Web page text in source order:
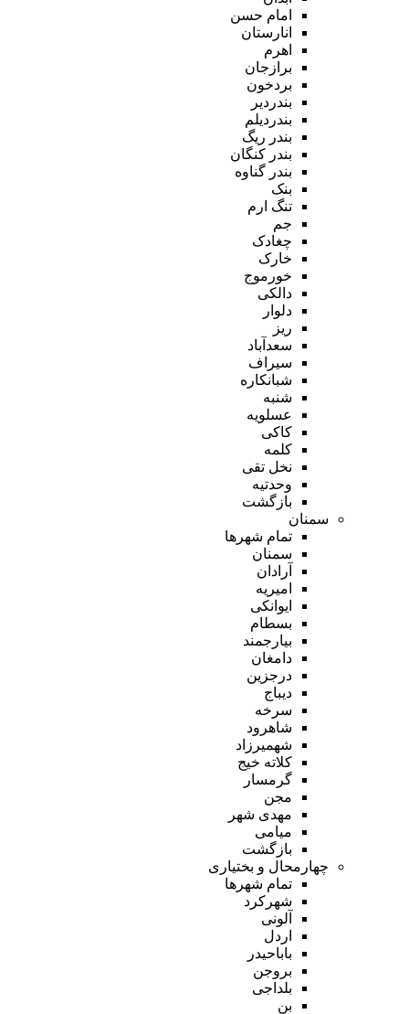
امام حسن
انارستان
اهرم
برازجان
بردخون
بندردیر
بندردیلم
بندر ریگ
بندر کنگان
بندر گناوه
بنک
تنگ ارم
جم
چغادک
خارک
خورموج
دالکی
دلوار
ریز
سعدآباد
سیراف
شبانکاره
شنبه
عسلویه
کاکی
کلمه
نخل تقی
وحدتیه
بازگشت
سمنان
تمام شهر‌ها
سمنان
آرادان
امیریه
ایوانکی
بسطام
بیارجمند
دامغان
درجزین
دیباج
سرخه
شاهرود
شهمیرزاد
کلاته خیج
گرمسار
مجن
مهدی شهر
میامی
بازگشت
چهارمحال و بختیاری
تمام شهر‌ها
شهرکرد
آلونی
اردل
باباحیدر
بروجن
بلداجی
بن